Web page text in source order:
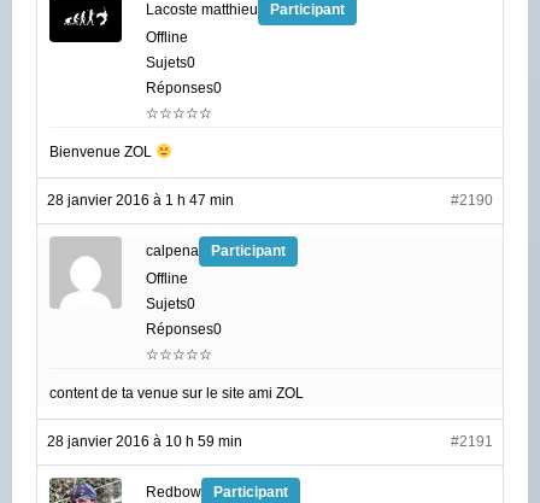
Lacoste matthieu
Participant
Offline
Sujets0
Réponses0
☆☆☆☆☆
Bienvenue ZOL
28 janvier 2016 à 1 h 47 min #2190
calpena
Participant
Offline
Sujets0
Réponses0
☆☆☆☆☆
content de ta venue sur le site ami ZOL
28 janvier 2016 à 10 h 59 min #2191
Redbow Participant